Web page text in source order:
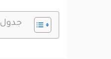
جدول